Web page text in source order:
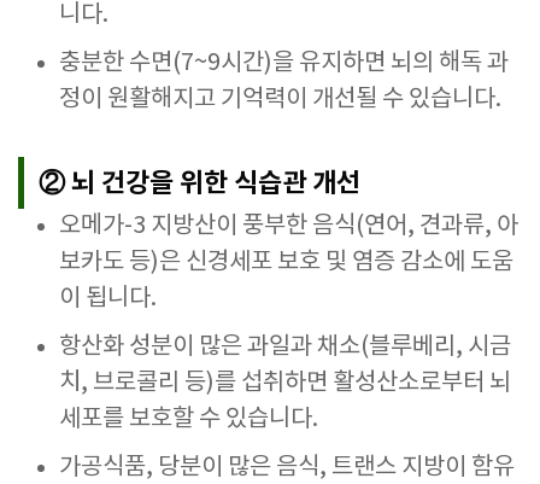
니다.
충분한 수면(7~9시간)을 유지하면 뇌의 해독 과
정이 원활해지고 기억력이 개선될 수 있습니다.
② 뇌 건강을 위한 식습관 개선
오메가-3 지방산이 풍부한 음식(연어, 견과류, 아
보카도 등)은 신경세포 보호 및 염증 감소에 도움
이 됩니다.
항산화 성분이 많은 과일과 채소(블루베리, 시금
치, 브로콜리 등)를 섭취하면 활성산소로부터 뇌
세포를 보호할 수 있습니다.
가공식품, 당분이 많은 음식, 트랜스 지방이 함유